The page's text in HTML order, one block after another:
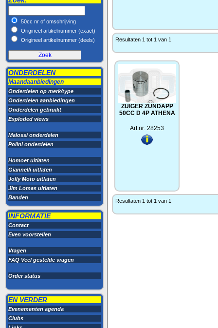
50cc nr of omschrijving
Origineel artikelnummer (exact)
Origineel artikelnummer (deels)
ONDERDELEN
Maandaanbiedingen
Onderdelen op merk/type
Onderdelen aanbiedingen
Onderdelen gebruikt
Exploded views
Malossi onderdelen
Polini onderdelen
Homoet uitlaten
Giannelli uitlaten
Jolly Moto uitlaten
Jim Lomas uitlaten
Banden
INFORMATIE
Contact
Even voorstellen
Vragen
FAQ Veel gestelde vragen
Order status
EN VERDER
Evenementen agenda
Clubs
Resultaten 1 tot 1 van 1
ZUIGER ZUNDAPP
50CC D 4P ATHENA
Art.nr: 28253
Resultaten 1 tot 1 van 1